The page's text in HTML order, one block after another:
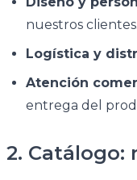
nuestros clientes.
Logística y
Atención
entrega del
2. Catálogo: